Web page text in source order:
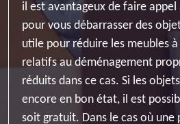
il est avantageux de faire
pour vous débarrasser des
utile pour réduire les meubles
relatifs au déménagement
réduits dans ce cas. Si les
encore en bon état, il est
soit gratuit. Dans le cas où